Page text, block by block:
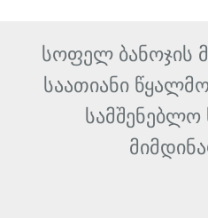
სოფელ ბანოჯის
საათიანი
სამშენებლო